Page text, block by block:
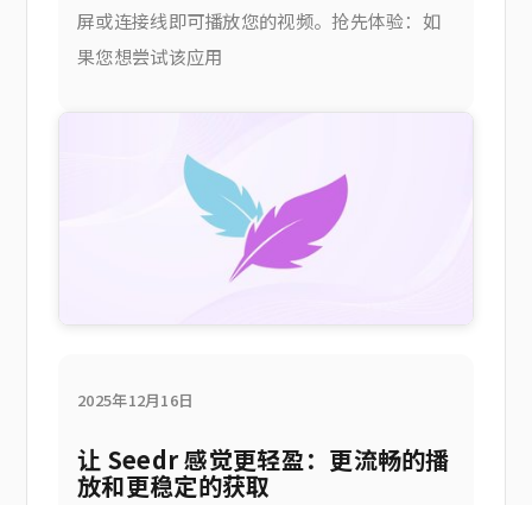
屏或连接线即可播放您的视频。抢先体验：如
果您想尝试该应用
2025年12月16日
让 Seedr 感觉更轻盈：更流畅的播
放和更稳定的获取